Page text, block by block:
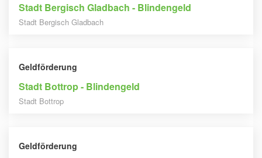
Stadt Bergisch Gladbach - Blindengeld
Stadt Bergisch Gladbach
Geldförderung
Stadt Bottrop - Blindengeld
Stadt Bottrop
Geldförderung